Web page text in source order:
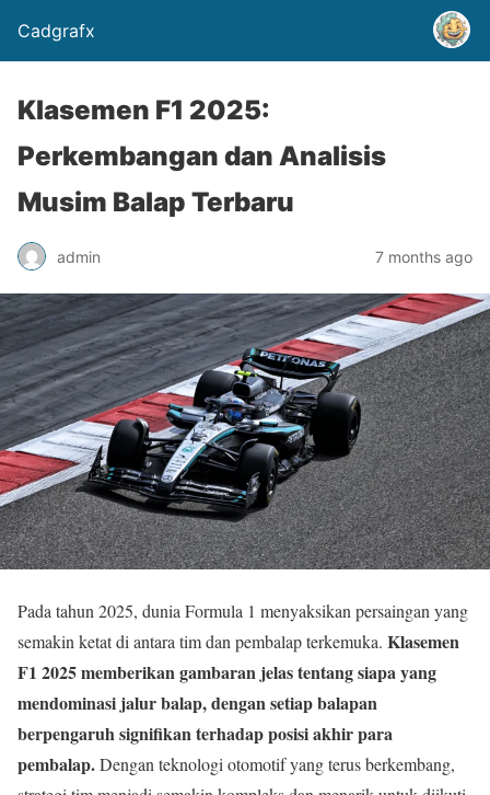
Cadgrafx
Klasemen F1 2025:
Perkembangan dan Analisis
Musim Balap Terbaru
admin 7 months ago
Pada tahun 2025, dunia Formula 1 menyaksikan persaingan yang
semakin ketat di antara tim dan pembalap terkemuka. Klasemen
F1 2025 memberikan gambaran jelas tentang siapa yang
mendominasi jalur balap, dengan setiap balapan
berpengaruh signifikan terhadap posisi akhir para
pembalap.Dengan teknologi otomotif yang terus berkembang,